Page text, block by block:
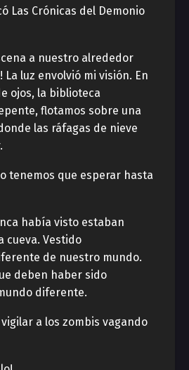
Las Crónicas del Demonio
a nuestro alrededor
La luz envolvió mi visión. En
ojos, la biblioteca
flotamos sobre una
las ráfagas de nieve
tenemos que esperar hasta
había visto estaban
cueva. Vestido
de nuestro mundo.
deben haber sido
diferente.
a los zombis vagando